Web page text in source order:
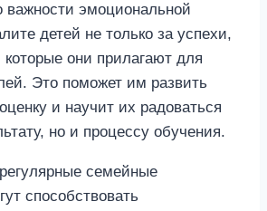
важности эмоциональной
детей не только за успехи,
они прилагают для
Это поможет им развить
и научит их радоваться
но и процессу обучения.
семейные
способствовать